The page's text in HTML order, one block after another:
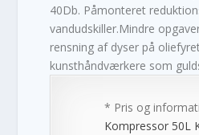
40Db. Påmonteret
vandudskiller.Mindre
rensning af dyser på
kunsthåndværkere som
* Pris og
Kompressor 50L